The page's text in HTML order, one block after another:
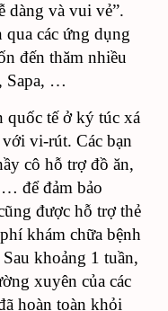
dàng và vui vẻ”.
các ứng dụng
đến thăm nhiều
Sapa, …
quốc tế ở ký túc xá
vi-rút. Các bạn
cô hỗ trợ đồ ăn,
để đảm bảo
được hỗ trợ thẻ
khám chữa bệnh
khoảng 1 tuần,
xuyên của các
hoàn toàn khỏi